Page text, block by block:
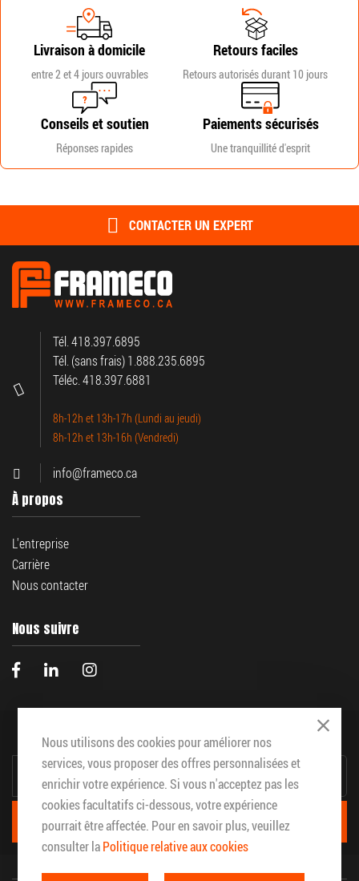
Close
Nous utilisons des cookies pour améliorer nos
services, vous proposer des offres personnalisées et
enrichir votre expérience. Si vous n'acceptez pas les
cookies facultatifs ci-dessous, votre expérience
pourrait être affectée. Pour en savoir plus, veuillez
consulter laPolitique relative aux cookies
Livraison à domicile
entre 2 et 4 jours ouvrables
Retours faciles
Retours autorisés durant 10 jours
Conseils et soutien
Réponses rapides
Paiements sécurisés
Une tranquillité d'esprit
CONTACTER UN EXPERT
Tél. 418.397.6895
Tél. (sans frais) 1.888.235.6895
Téléc. 418.397.6881
8h-12h et 13h-17h (Lundi au jeudi)
8h-12h et 13h-16h (Vendredi)
info@frameco.ca
À propos
L'entreprise
Carrière
Nous contacter
Nous suivre
INSCRIPTION
NOTRE
INFOLETTRE
S'ABONNER